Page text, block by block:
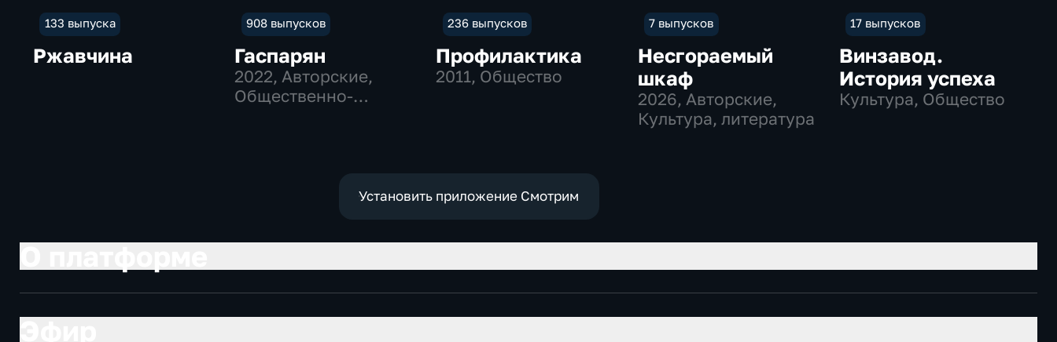
133 выпуска
Ржавчина
908 выпусков
Гаспарян
2022, Авторские,
Общественно-
236 выпусков
Профилактика
2011, Общество
7 выпусков
Несгораемый
шкаф
2026, Авторские,
Культура, литература
17 выпусков
Винзавод.
История успеха
Культура, Общество
Установить приложение Смотрим